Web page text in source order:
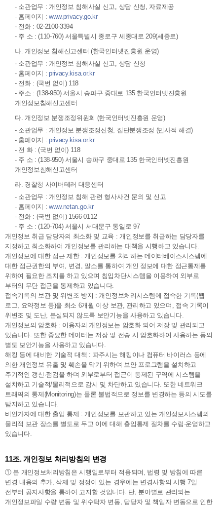
- 소관업무 : 개인정보 침해사실 신고, 상담 신청, 자료제공
- 홈페이지 :www.privacy.go.kr
- 전화 : 02-2100-3394
- 주 소 : (110-760) 서울특별시 종로구 세종대로 209(세종로)
나. 개인정보 침해신고센터 (한국인터넷진흥원 운영)
- 소관업무 : 개인정보 침해사실 신고, 상담 신청
- 홈페이지 :privacy.kisa.or.kr
- 전화 : (국번 없이) 118
- 주소 : (138-950) 서울시 송파구 중대로 135 한국인터넷진흥원
개인정보침해신고센터
다. 개인정보 분쟁조정위원회 (한국인터넷진흥원 운영)
- 소관업무 : 개인정보 분쟁조정신청, 집단분쟁조정 (민사적 해결)
- 홈페이지 :privacy.kisa.or.kr
- 전 화 : (국번 없이) 118
- 주 소 : (138-950) 서울시 송파구 중대로 135 한국인터넷진흥원
개인정보침해신고센터
라. 경찰청 사이버테러 대응센터
- 소관업무 : 개인정보 침해 관련 형사사건 문의 및 신고
- 홈페이지 :www.netan.go.kr
- 전화 : (국번 없이) 1566-0112
- 주 소 : (120-704) 서울시 서대문구 통일로 97
개인정보 취급 담당자의 최소화 및 교육 : 개인정보를 취급하는 담당자를
지정하고 최소화하여 개인정보를 관리하는 대책을 시행하고 있습니다.
개인정보에 대한 접근 제한 : 개인정보를 처리하는 데이터베이스시스템에
대한 접근권한의 부여, 변경, 말소를 통하여 개인 정보에 대한 접근통제를
위하여 필요한 조치를 하고 있으며 침입차단시스템을 이용하여 외부로
부터의 무단 접근을 통제하고 있습니다.
접속기록의 보관 및 위변조 방지 : 개인정보처리시스템에 접속한 기록(웹
로그, 요약정보 등)을 최소 6개월 이상 보관, 관리하고 있으며, 접속 기록이
위변조 및 도난, 분실되지 않도록 보안기능을 사용하고 있습니다.
개인정보의 암호화 : 이용자의 개인정보는 암호화 되어 저장 및 관리되고
있습니다. 또한 중요한 데이터는 저장 및 전송 시 암호화하여 사용하는 등의
별도 보안기능을 사용하고 있습니다.
해킹 등에 대비한 기술적 대책 : 파주시는 해킹이나 컴퓨터 바이러스 등에
의한 개인정보 유출 및 훼손을 막기 위하여 보안 프로그램을 설치하고
주기적인 갱신·점검을 하며 외부로부터 접근이 통제된 구역에 시스템을
설치하고 기술적/물리적으로 감시 및 차단하고 있습니다. 또한 네트워크
트래픽의 통제(Monitoring)는 물론 불법적으로 정보를 변경하는 등의 시도를
탐지하고 있습니다.
비인가자에 대한 출입 통제 : 개인정보를 보관하고 있는 개인정보시스템의
물리적 보관 장소를 별도로 두고 이에 대해 출입통제 절차를 수립·운영하고
있습니다.
11조. 개인정보 처리방침의 변경
① 본 개인정보처리방침은 시행일로부터 적용되며, 법령 및 방침에 따른
변경 내용의 추가, 삭제 및 정정이 있는 경우에는 변경사항의 시행 7일
전부터 공지사항을 통하여 고지할 것입니다. 단, 분야별로 관리되는
개인정보파일 수량 변동 및 위수탁자 변동, 담당자 및 책임자 변동으로 인한